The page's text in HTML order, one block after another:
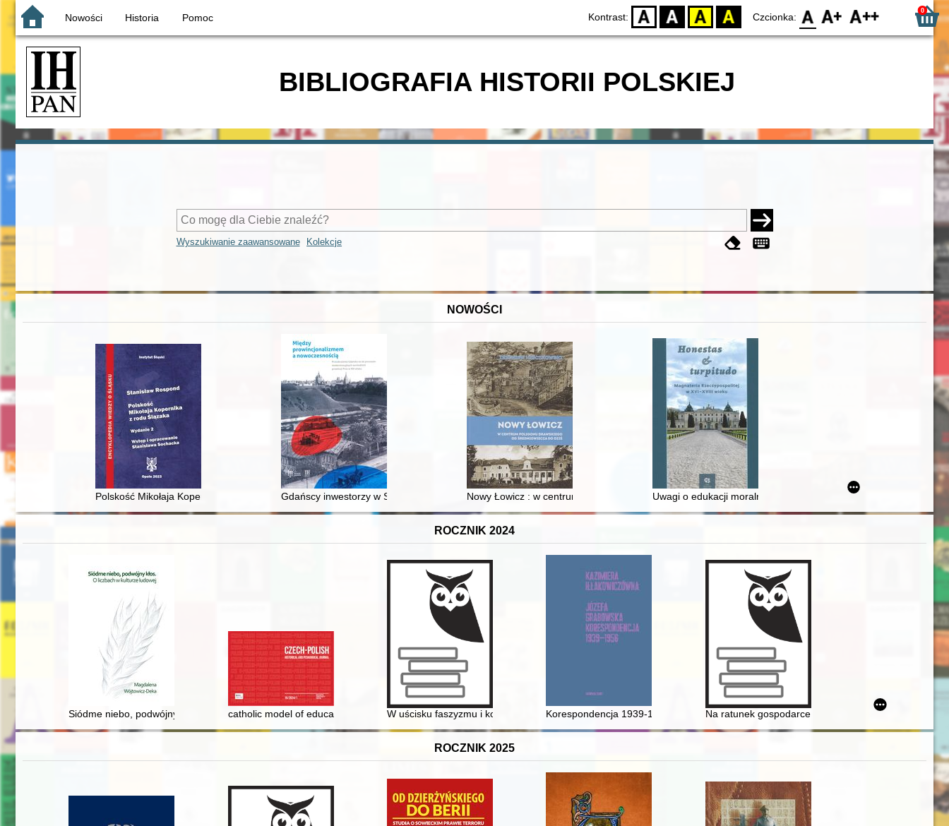
Nowości Historia Pomoc Kontrast: D BW YB BY Czcionka: F0 F1 F2 0
BIBLIOGRAFIA HISTORII POLSKIEJ
Wyszukiwanie zaawansowane Kolekcje
NOWOŚCI
Polskość Mikołaja Kopernika z rodu ŚlązakaGdańscy inwestorzy w Sopocie : prestiż finansowy i towarzyski lokalnego mieszczaństwa w 2. poł. XIX w
Nowy Łowicz : w centrum poligonu drawskiego od średniowiecza do dziśUwagi o edukacji moralnej synów szlacheckich w XVI-wiecznej
ROCZNIK 2024
Siódme niebo, podwójny kłos : o liczbach w kulturze ludowejcatholic model of education in the theory and practice of the National Women's Organisation (1919-1939)
W uścisku faszyzmu i komunizmu : relacja mieszkańca Kujaw Zachodnich o wydarzeniach z lat 1930-2000
Korespondencja 1939-1956 Na ratunek gospodarce : odbudowa, stabilizacja i
ROCZNIK 2025